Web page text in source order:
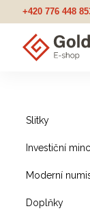
+420 776 448
Slitky
Investiční
Moderní
Doplňky